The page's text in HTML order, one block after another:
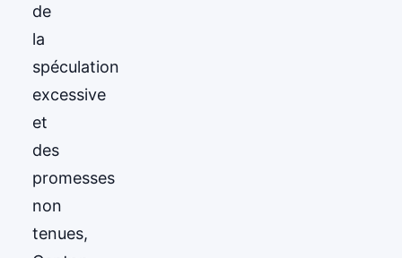
de
la
spéculation
excessive
et
des
promesses
non
tenues,